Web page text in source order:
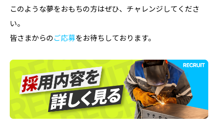
このような夢をおもちの方はぜひ、チャレンジしてくださ
い。
皆さまからのご応募をお待ちしております。